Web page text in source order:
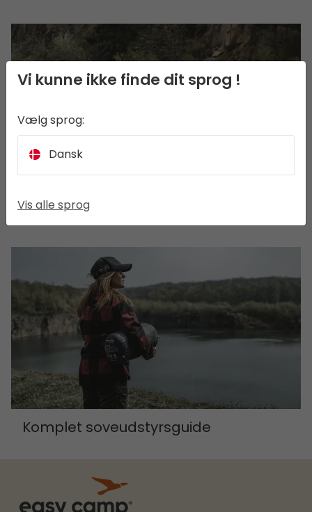
Essentielle produkter
Komplet soveudstyrsguide
Vi kunne ikke finde dit sprog !
Vælg sprog:
Dansk
Vis alle sprog